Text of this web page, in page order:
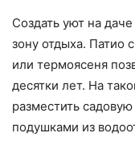
Создать уют на
зону отдыха. Патио
или термоясеня
десятки лет. На
разместить
подушками из